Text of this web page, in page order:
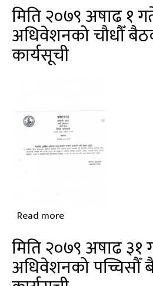
अधिवेशन,
बैठक
संख्या-
कारवाहीको
संक्षिप्त
विवरण)
मिति २०७९ अषाढ १
अधिवेशनको चौधौँ
कार्यसूची
Read moreabout
२०७९
अषाढ
१
मिति २०७९ अषाढ
अधिवेशनको